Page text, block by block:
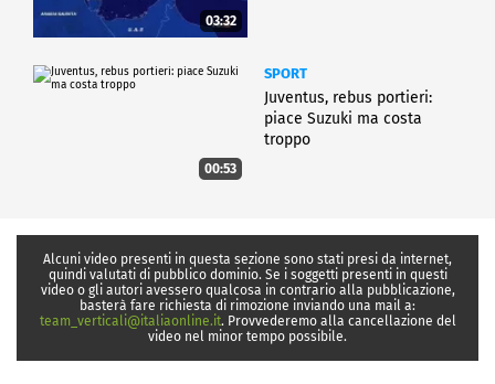
03:32
00:53
SPORT
Juventus, rebus portieri:
piace Suzuki ma costa
troppo
Alcuni video presenti in questa sezione sono stati presi da internet,
quindi valutati di pubblico dominio. Se i soggetti presenti in questi
video o gli autori avessero qualcosa in contrario alla pubblicazione,
basterà fare richiesta di rimozione inviando una mail a:
team_verticali@italiaonline.it. Provvederemo alla cancellazione del
video nel minor tempo possibile.